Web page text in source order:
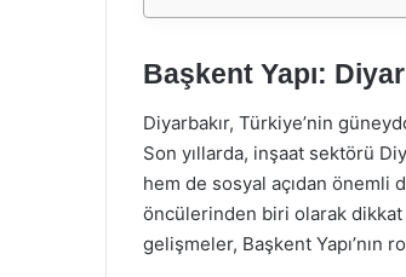
Başkent Yapı:
Diyarbakır, Türkiye’nin
Son yıllarda, inşaat sektörü
hem de sosyal açıdan önemli
öncülerinden biri olarak dikkat
gelişmeler, Başkent Yapı’nın